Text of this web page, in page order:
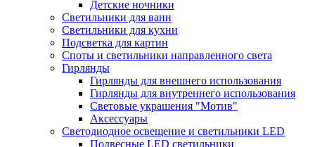
Детские ночники
Светильники для ванн
Светильники для кухни
Подсветка для картин
Споты и светильники направленного света
Гирлянды
Гирлянды для внешнего использования
Гирлянды для внутреннего использования
Световые украшения "Мотив"
Аксессуары
Светодиодное освещение и светильники LED
Подвесные LED светильники